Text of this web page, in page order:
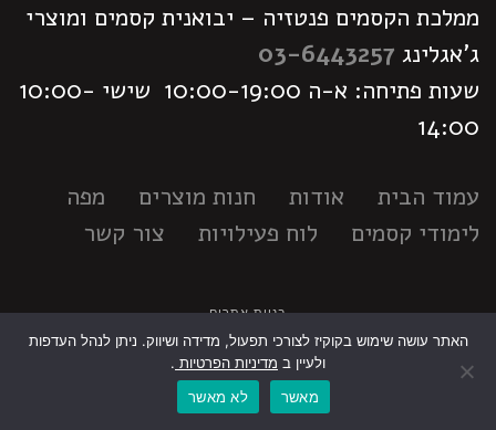
ממלכת הקסמים פנטזיה – יבואנית קסמים ומוצרי
ג'אגלינג 03-6443257
שעות פתיחה: א-ה 10:00-19:00 שישי 10:00-
14:00
עמוד הבית אודות חנות מוצרים
מפה
לימודי קסמים
לוח פעילויות צור קשר
בניית אתרים
האתר עושה שימוש בקוקיז לצורכי תפעול, מדידה ושיווק. ניתן לנהל העדפות
ולעיין ב מדיניות הפרטיות .
מאשר
לא מאשר